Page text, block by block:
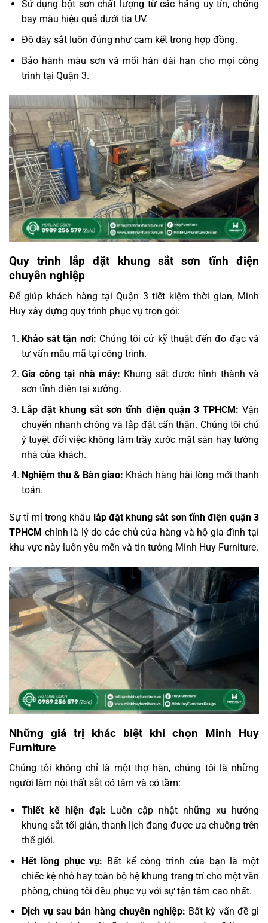
Sử dụng bột sơn chất lượng từ các hãng uy tín, chống
bay màu hiệu quả dưới tia UV.
Độ dày sắt luôn đúng như cam kết trong hợp đồng.
Bảo hành màu sơn và mối hàn dài hạn cho mọi công
trình tại Quận 3.
Quy trình lắp đặt khung sắt sơn tĩnh điện
chuyên nghiệp
Để giúp khách hàng tại Quận 3 tiết kiệm thời gian, Minh
Huy xây dựng quy trình phục vụ trọn gói:
Khảo sát tận nơi: Chúng tôi cử kỹ thuật đến đo đạc và
tư vấn mẫu mã tại công trình.
Gia công tại nhà máy: Khung sắt được hình thành và
sơn tĩnh điện tại xưởng.
Lắp đặt khung sắt sơn tĩnh điện quận 3 TPHCM: Vận
chuyển nhanh chóng và lắp đặt cẩn thận. Chúng tôi chú
ý tuyệt đối việc không làm trầy xước mặt sàn hay tường
nhà của khách.
Nghiệm thu & Bàn giao: Khách hàng hài lòng mới thanh
toán.
Sự tỉ mỉ trong khâu lắp đặt khung sắt sơn tĩnh điện quận 3
TPHCM chính là lý do các chủ cửa hàng và hộ gia đình tại
khu vực này luôn yêu mến và tin tưởng Minh Huy Furniture.
Những giá trị khác biệt khi chọn Minh Huy
Furniture
Chúng tôi không chỉ là một thợ hàn, chúng tôi là những
người làm nội thất sắt có tâm và có tầm:
Thiết kế hiện đại: Luôn cập nhật những xu hướng
khung sắt tối giản, thanh lịch đang được ưa chuộng trên
thế giới.
Hết lòng phục vụ: Bất kể công trình của bạn là một
chiếc kệ nhỏ hay toàn bộ hệ khung trang trí cho một văn
phòng, chúng tôi đều phục vụ với sự tận tâm cao nhất.
Dịch vụ sau bán hàng chuyên nghiệp: Bất kỳ vấn đề gì